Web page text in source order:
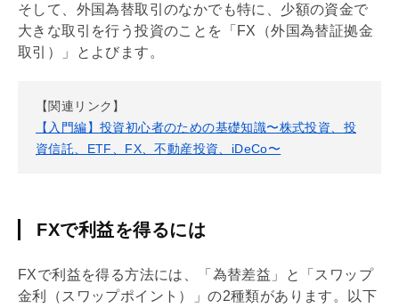
そして、外国為替取引のなかでも特に、少額の資金で
大きな取引を行う投資のことを「FX（外国為替証拠金
取引）」とよびます。
【関連リンク】
【入門編】投資初心者のための基礎知識〜株式投資、投
資信託、ETF、FX、不動産投資、iDeCo〜
FXで利益を得るには
FXで利益を得る方法には、「為替差益」と「スワップ
金利（スワップポイント）」の2種類があります。以下